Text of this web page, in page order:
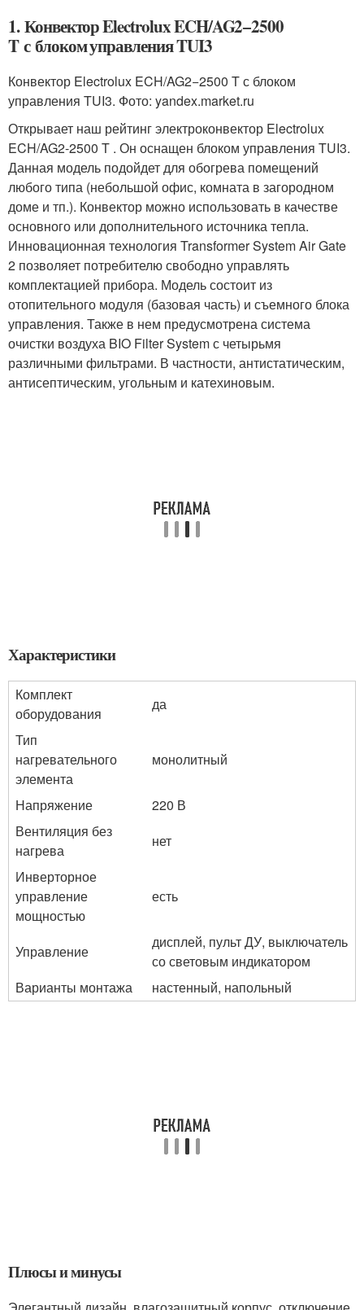
1. Конвектор Electrolux ECH/AG2−2500
T с блоком управления TUI3
Конвектор Electrolux ECH/AG2−2500 T с блоком
управления TUI3. Фото: yandex.market.ru
Открывает наш рейтинг электроконвектор Electrolux
ECH/AG2-2500 T . Он оснащен блоком управления TUI3.
Данная модель подойдет для обогрева помещений
любого типа (небольшой офис, комната в загородном
доме и тп.). Конвектор можно использовать в качестве
основного или дополнительного источника тепла.
Инновационная технология Transformer System Air Gate
2 позволяет потребителю свободно управлять
комплектацией прибора. Модель состоит из
отопительного модуля (базовая часть) и съемного блока
управления. Также в нем предусмотрена система
очистки воздуха BIO Filter System с четырьмя
различными фильтрами. В частности, антистатическим,
антисептическим, угольным и катехиновым.
Характеристики
Комплект
оборудования
да
Тип
нагревательного
элемента
монолитный
Напряжение
220 В
Вентиляция без
нагрева
нет
Инверторное
управление
мощностью
есть
Управление
дисплей, пульт ДУ, выключатель
со световым индикатором
Варианты монтажа
настенный, напольный
Плюсы и минусы